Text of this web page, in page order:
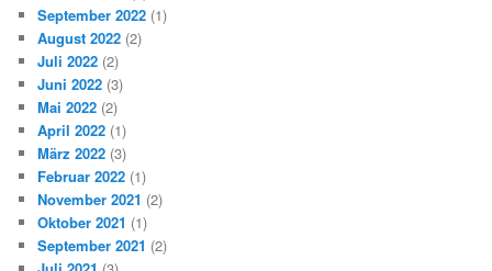
September 2022 (1)
August 2022 (2)
Juli 2022 (2)
Juni 2022 (3)
Mai 2022 (2)
April 2022 (1)
März 2022 (3)
Februar 2022 (1)
November 2021 (2)
Oktober 2021 (1)
September 2021 (2)